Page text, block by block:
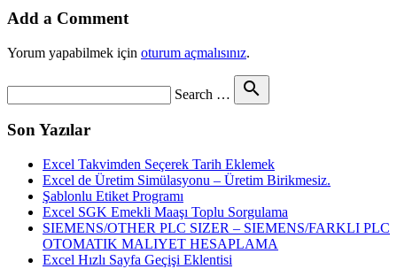
Add a Comment
Yorum yapabilmek için oturum açmalısınız.
Search … search
Son Yazılar
Excel Takvimden Seçerek Tarih Eklemek
Excel de Üretim Simülasyonu – Üretim Birikmesiz.
Şablonlu Etiket Programı
Excel SGK Emekli Maaşı Toplu Sorgulama
SIEMENS/OTHER PLC SIZER – SIEMENS/FARKLI PLC
OTOMATIK MALIYET HESAPLAMA
Excel Hızlı Sayfa Geçişi Eklentisi